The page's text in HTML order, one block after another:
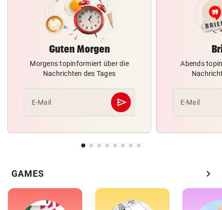
Guten Morgen
Morgens topinformiert über die
Nachrichten des Tages
E-Mail send
Abschicken
Abends
E-Mail
GAMES chevron_right